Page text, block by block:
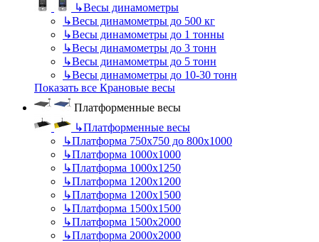
↳Весы динамометры
↳Весы динамометры до 500 кг
↳Весы динамометры до 1 тонны
↳Весы динамометры до 3 тонн
↳Весы динамометры до 5 тонн
↳Весы динамометры до 10-30 тонн
Показать все Крановые весы
Платформенные весы
↳Платформенные весы
↳Платформа 750х750 до 800х1000
↳Платформа 1000х1000
↳Платформа 1000х1250
↳Платформа 1200х1200
↳Платформа 1200х1500
↳Платформа 1500х1500
↳Платформа 1500х2000
↳Платформа 2000х2000